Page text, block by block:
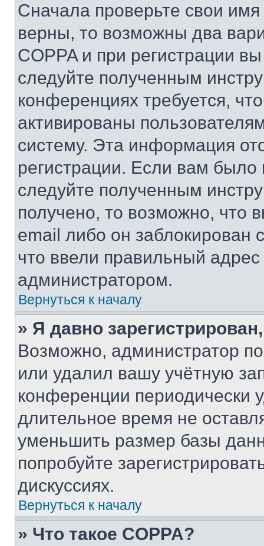
Сначала проверьте свои
верны, то возможны два
COPPA и при регистрации
следуйте полученным
конференциях требуется,
активированы
систему. Эта информация
регистрации. Если вам
следуйте полученным
получено, то возможно, что
email либо он
что ввели правильный адрес
администратором.
Вернуться к началу
» Я давно
Возможно, администратор
или удалил вашу учётную
конференции периодически
длительное время не
уменьшить размер базы
попробуйте
дискуссиях.
Вернуться к началу
» Что такое COPPA?